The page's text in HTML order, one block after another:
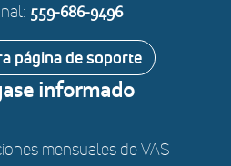
559-686-9496
página de soporte
informado
mensuales de VAS